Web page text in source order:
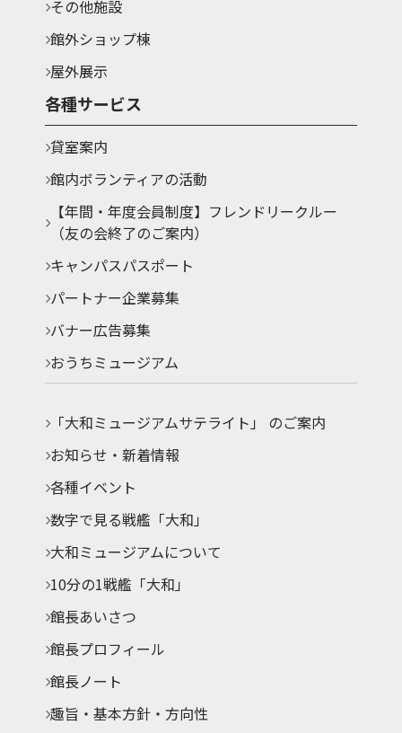
その他施設
館外ショップ棟
屋外展示
各種サービス
貸室案内
館内ボランティアの活動
【年間・年度会員制度】フレンドリークルー
（友の会終了のご案内）
キャンパスパスポート
パートナー企業募集
バナー広告募集
おうちミュージアム
「大和ミュージアムサテライト」 のご案内
お知らせ・新着情報
各種イベント
数字で見る戦艦「大和」
大和ミュージアムについて
10分の1戦艦「大和」
館長あいさつ
館長プロフィール
館長ノート
趣旨・基本方針・方向性